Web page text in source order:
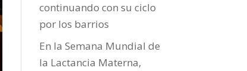
continuando con su ciclo
por los barrios
En la Semana Mundial de
la Lactancia Materna,